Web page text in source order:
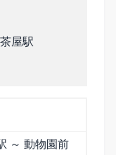
屋駅
～ 動物園前